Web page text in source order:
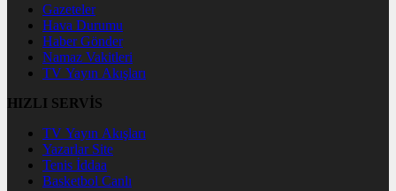
Gazeteler
Hava Durumu
Haber Gönder
Namaz Vakitleri
TV Yayın Akışları
HIZLI SERVİS
TV Yayın Akışları
Yazarlar Site
Tenis İddaa
Basketbol Canlı